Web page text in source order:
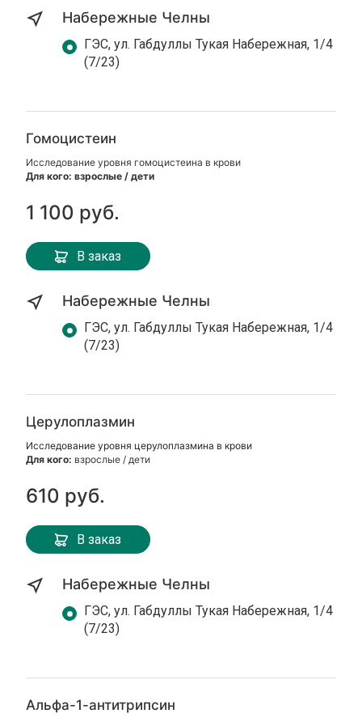
Набережные Челны
ГЭС, ул. Габдуллы Тукая Набережная, 1/4
(7/23)
Гомоцистеин
Исследование уровня гомоцистеина в крови
Для кого: взрослые / дети
1 100 руб.
В заказ
Набережные Челны
ГЭС, ул. Габдуллы Тукая Набережная, 1/4
(7/23)
Церулоплазмин
Исследование уровня церулоплазмина в крови
Для кого: взрослые / дети
610 руб.
В заказ
Набережные Челны
ГЭС, ул. Габдуллы Тукая Набережная, 1/4
(7/23)
Альфа-1-антитрипсин